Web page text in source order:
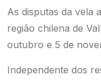
As disputas da vela
região chilena de
outubro e 5 de
Independente dos